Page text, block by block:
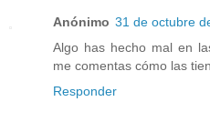
Anónimo 31 de octubre
Algo has hecho mal en
me comentas cómo las
Responder